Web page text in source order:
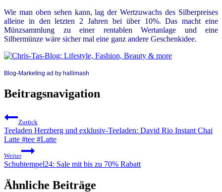
Wie man oben sehen kann, lag der Wertzuwachs des Silberpreises
alleine in den letzten 2 Jahren bei über 10%. Das macht eine
Münzsammlung zu einer rentablen Wertanlage und eine
Silbermünze wäre sicher mal eine ganz andere Geschenkidee.
Blog-Marketing ad by hallimash
Beitragsnavigation
Zurück
Teeladen Herzberg und exklusiv-Teeladen: David Rio Instant Chai
Latte #tee #Latte
Weiter
Schuhtempel24: Sale mit bis zu 70% Rabatt
Ähnliche Beiträge